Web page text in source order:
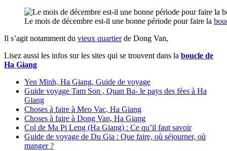
Le mois de décembre est-il une bonne période pour faire la
Il s’agit notamment du vieux quartierde Dong Van,
Lisez aussi les infos sur les sites qui se trouvent dans la boucle de
Ha Giang
Yen Minh, Ha Giang, Guide de voyage
Guide voyage Tam Son , Quan Ba- le pays des fées à Ha
Giang
Choses à faire à Meo Vac, Ha Giang
Choses à faire à Dong Van, Ha Giang
Col de Ma Pi Leng (Ha Giang) : Ce qu’il faut savoir
Guide de voyage de Du Gia : Que faire, où séjourner, où
manger ?